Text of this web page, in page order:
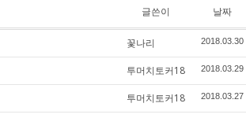
글쓴이 날짜
꽃나리 2018.03.30
투머치토커18 2018.03.29
투머치토커18 2018.03.27